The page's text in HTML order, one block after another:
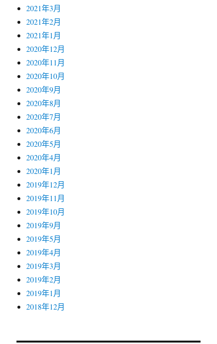
2021年3月
2021年2月
2021年1月
2020年12月
2020年11月
2020年10月
2020年9月
2020年8月
2020年7月
2020年6月
2020年5月
2020年4月
2020年1月
2019年12月
2019年11月
2019年10月
2019年9月
2019年5月
2019年4月
2019年3月
2019年2月
2019年1月
2018年12月